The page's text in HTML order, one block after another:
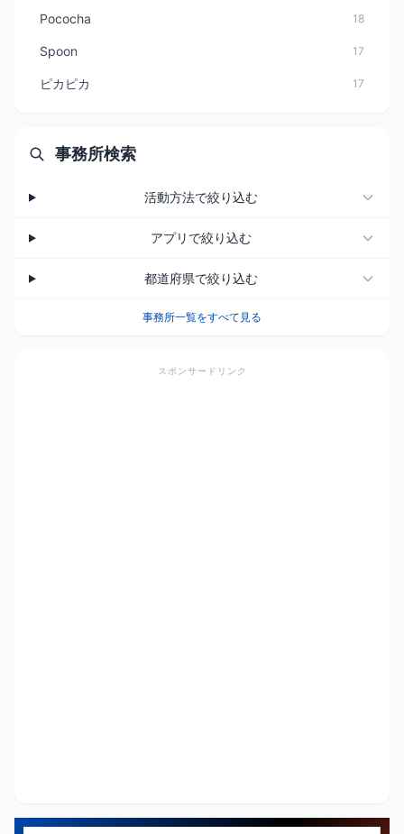
Pococha 18
Spoon 17
ピカピカ 17
事務所検索
活動方法で絞り込む
アプリで絞り込む
都道府県で絞り込む
事務所一覧をすべて見る
スポンサードリンク